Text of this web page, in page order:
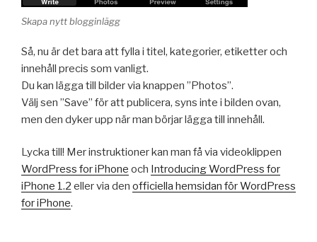
Skapa nytt blogginlägg
Så, nu är det bara att fylla i titel, kategorier, etiketter och
innehåll precis som vanligt.
Du kan lägga till bilder via knappen ”Photos”.
Välj sen ”Save” för att publicera, syns inte i bilden ovan,
men den dyker upp när man börjar lägga till innehåll.
Lycka till! Mer instruktioner kan man få via videoklippen
WordPress for iPhone och Introducing WordPress for
iPhone 1.2 eller via den officiella hemsidan för WordPress
for iPhone.